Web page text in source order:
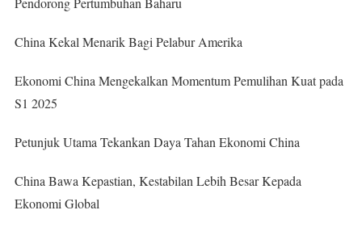
China Kekal Menarik Bagi Pelabur Amerika
Ekonomi China Mengekalkan Momentum Pemulihan Kuat pada
S1 2025
Petunjuk Utama Tekankan Daya Tahan Ekonomi China
China Bawa Kepastian, Kestabilan Lebih Besar Kepada
Ekonomi Global